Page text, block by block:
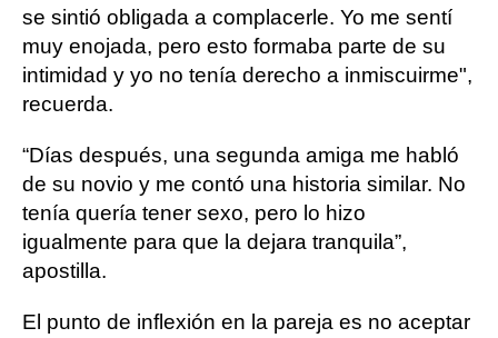
se sintió obligada a complacerle. Yo me sentí
muy enojada, pero esto formaba parte de su
intimidad y yo no tenía derecho a inmiscuirme",
recuerda.
“Días después, una segunda amiga me habló
de su novio y me contó una historia similar. No
tenía quería tener sexo, pero lo hizo
igualmente para que la dejara tranquila”,
apostilla.
El punto de inflexión en la pareja es no aceptar